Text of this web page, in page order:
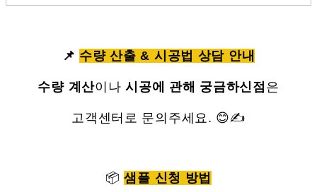
📌 수량 산출 & 시공법 상담 안내
수량 계산이나시공에 관해 궁금하신점 은
고객센터로 문의주세요. 😊✍
📦샘플 신청 방법